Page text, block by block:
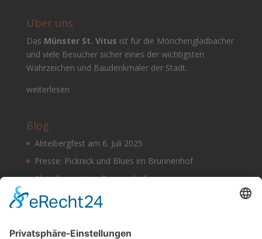
Über uns
Das Münster St. Vitus ist für die Mönchengladbacher
und viele Besucher sicher eines der wichtigsten
Wahrzeichen und Baudenkmäler der Stadt.
weiterlesen
Blog
Abteibergfest am 6. Juli 2025
Presse: Picknick und Blues im Brunnenhof
Abendkonzert im Brunnenhof
Musik im Brunnenhof – Jetzt Samstag den 14.
September
Einladung zur Veranstaltung am Tag des offenen